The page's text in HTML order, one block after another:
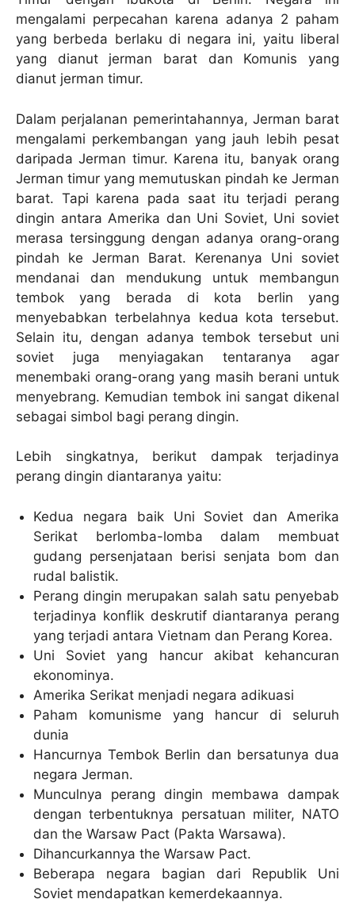
mengalami perpecahan karena adanya 2 paham
yang berbeda berlaku di negara ini, yaitu liberal
yang dianut jerman barat dan Komunis yang
dianut jerman timur.
Dalam perjalanan pemerintahannya, Jerman barat
mengalami perkembangan yang jauh lebih pesat
daripada Jerman timur. Karena itu, banyak orang
Jerman timur yang memutuskan pindah ke Jerman
barat. Tapi karena pada saat itu terjadi perang
dingin antara Amerika dan Uni Soviet, Uni soviet
merasa tersinggung dengan adanya orang-orang
pindah ke Jerman Barat. Kerenanya Uni soviet
mendanai dan mendukung untuk membangun
tembok yang berada di kota berlin yang
menyebabkan terbelahnya kedua kota tersebut.
Selain itu, dengan adanya tembok tersebut uni
soviet juga menyiagakan tentaranya agar
menembaki orang-orang yang masih berani untuk
menyebrang. Kemudian tembok ini sangat dikenal
sebagai simbol bagi perang dingin.
Lebih singkatnya, berikut dampak terjadinya
perang dingin diantaranya yaitu:
Kedua negara baik Uni Soviet dan Amerika
Serikat berlomba-lomba dalam membuat
gudang persenjataan berisi senjata bom dan
rudal balistik.
Perang dingin merupakan salah satu penyebab
terjadinya konflik deskrutif diantaranya perang
yang terjadi antara Vietnam dan Perang Korea.
Uni Soviet yang hancur akibat kehancuran
ekonominya.
Amerika Serikat menjadi negara adikuasi
Paham komunisme yang hancur di seluruh
dunia
Hancurnya Tembok Berlin dan bersatunya dua
negara Jerman.
Munculnya perang dingin membawa dampak
dengan terbentuknya persatuan militer, NATO
dan the Warsaw Pact (Pakta Warsawa).
Dihancurkannya the Warsaw Pact.
Beberapa negara bagian dari Republik Uni
Soviet mendapatkan kemerdekaannya.